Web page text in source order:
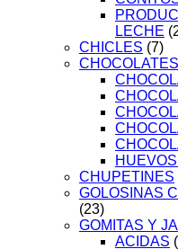
LECHE
CHICLES (7)
CHOCOLATES
CHUPETINES
GOLOSINAS
(23)
GOMITAS Y
ACIDAS